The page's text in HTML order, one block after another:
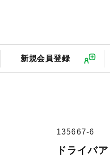
新規会員登録
135667-6
ドライバ